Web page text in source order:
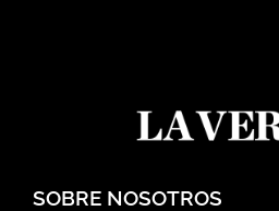
SOBRE NOSOTROS